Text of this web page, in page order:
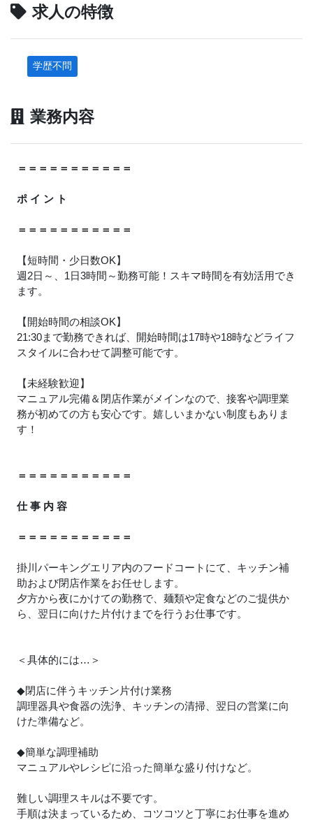
求人の特徴
学歴不問
業務内容
＝＝＝＝＝＝＝＝＝＝＝
ポ イ ン ト
＝＝＝＝＝＝＝＝＝＝＝
【短時間・少日数OK】
週2日～、1日3時間～勤務可能！スキマ時間を有効活用でき
ます。
【開始時間の相談OK】
21:30まで勤務できれば、開始時間は17時や18時などライフ
スタイルに合わせて調整可能です。
【未経験歓迎】
マニュアル完備＆閉店作業がメインなので、接客や調理業
務が初めての方も安心です。嬉しいまかない制度もありま
す！
＝＝＝＝＝＝＝＝＝＝＝
仕 事 内 容
＝＝＝＝＝＝＝＝＝＝＝
掛川パーキングエリア内のフードコートにて、キッチン補
助および閉店作業をお任せします。
夕方から夜にかけての勤務で、麺類や定食などのご提供か
ら、翌日に向けた片付けまでを行うお仕事です。
＜具体的には…＞
◆閉店に伴うキッチン片付け業務
調理器具や食器の洗浄、キッチンの清掃、翌日の営業に向
けた準備など。
◆簡単な調理補助
マニュアルやレシピに沿った簡単な盛り付けなど。
難しい調理スキルは不要です。
手順は決まっているため、コツコツと丁寧にお仕事を進め